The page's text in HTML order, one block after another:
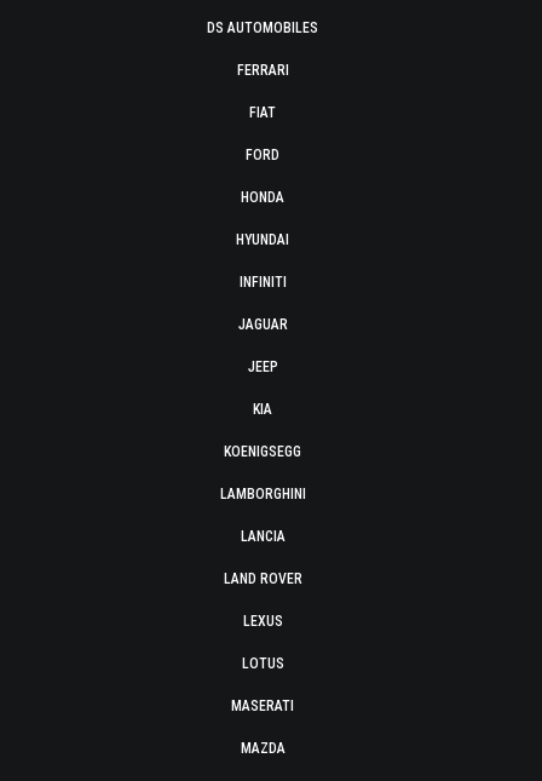
DS AUTOMOBILES
FERRARI
FIAT
FORD
HONDA
HYUNDAI
INFINITI
JAGUAR
JEEP
KIA
KOENIGSEGG
LAMBORGHINI
LANCIA
LAND ROVER
LEXUS
LOTUS
MASERATI
MAZDA